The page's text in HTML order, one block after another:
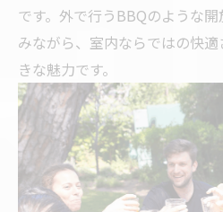
です。外で行うBBQのような
みながら、室内ならではの快
きな魅力です。